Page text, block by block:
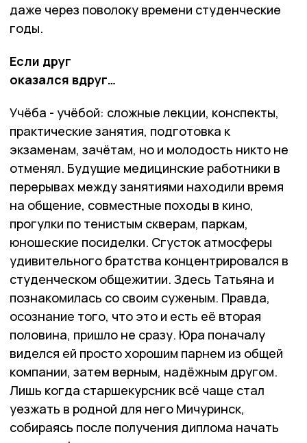
даже через поволоку времени студенческие
годы.
Если друг
оказался вдруг…
Учёба - учёбой: сложные лекции, конспекты,
практические занятия, подготовка к
экзаменам, зачётам, но и молодость никто не
отменял. Будущие медицинские работники в
перерывах между занятиями находили время
на общение, совместные походы в кино,
прогулки по тенистым скверам, паркам,
юношеские посиделки. Сгусток атмосферы
удивительного братства концентрировался в
студенческом общежитии. Здесь Татьяна и
познакомилась со своим суженым. Правда,
осознание того, что это и есть её вторая
половина, пришло не сразу. Юра поначалу
виделся ей просто хорошим парнем из общей
компании, затем верным, надёжным другом.
Лишь когда старшекурсник всё чаще стал
уезжать в родной для него Мичуринск,
собираясь после получения диплома начать